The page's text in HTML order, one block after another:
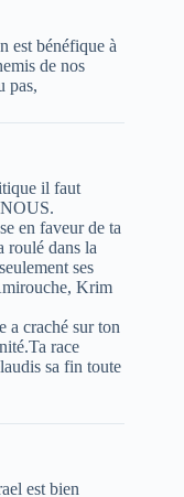
est bénéfique à
de nos
pas,
il faut
en faveur de ta
roulé dans la
ses
Krim
a craché sur ton
race
sa fin toute
est bien